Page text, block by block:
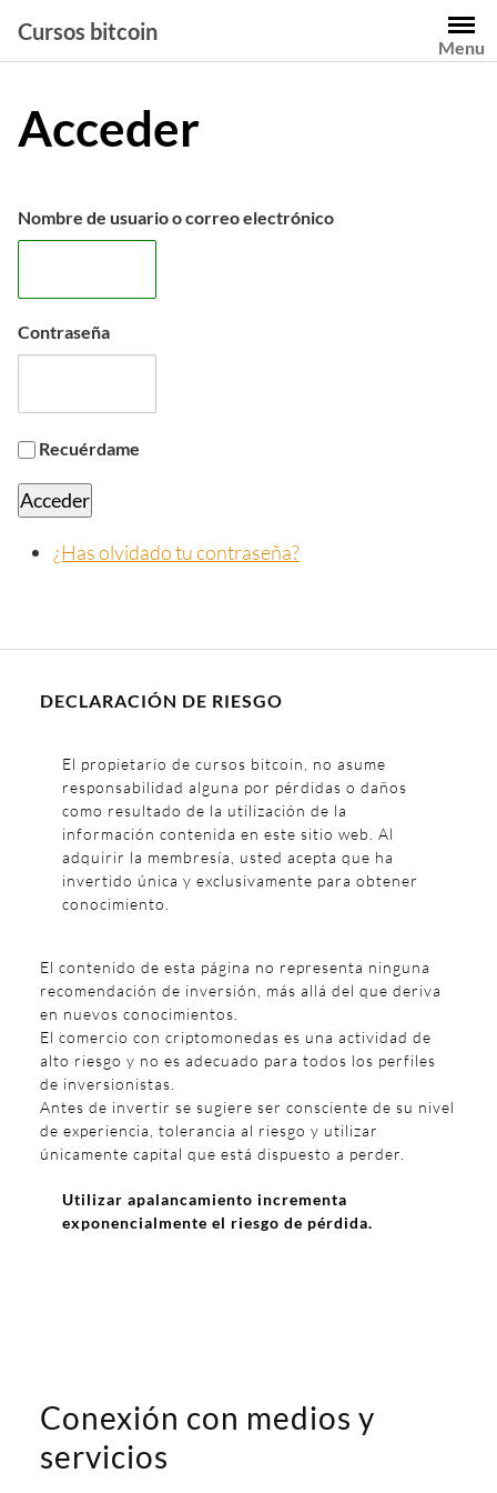
contenido
Cursos bitcoin
Menu
Acceder
Nombre de usuario o correo electrónico
Contraseña
Recuérdame
Acceder
¿Has olvidado tu contraseña?
DECLARACIÓN DE RIESGO
El propietario de cursos bitcoin, no asume
responsabilidad alguna por pérdidas o daños
como resultado de la utilización de la
información contenida en este sitio web. Al
adquirir la membresía, usted acepta que ha
invertido única y exclusivamente para obtener
conocimiento.
El contenido de esta página no representa ninguna
recomendación de inversión, más allá del que deriva
en nuevos conocimientos.
El comercio con criptomonedas es una actividad de
alto riesgo y no es adecuado para todos los perfiles
de inversionistas.
Antes de invertir se sugiere ser consciente de su nivel
de experiencia, tolerancia al riesgo y utilizar
únicamente capital que está dispuesto a perder.
Utilizar apalancamiento incrementa
exponencialmente el riesgo de pérdida.
Conexión con medios y
servicios